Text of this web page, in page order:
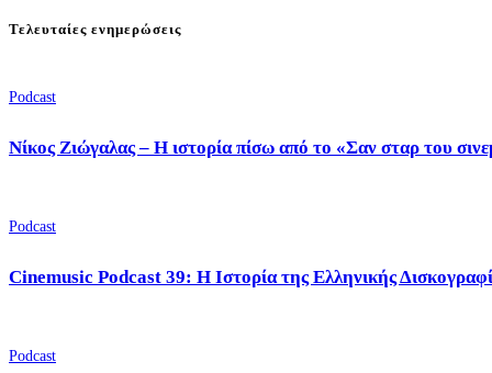
Τελευταίες ενημερώσεις
Podcast
Νίκος Ζιώγαλας – Η ιστορία πίσω από το «Σαν σταρ του
Podcast
Cinemusic Podcast 39: Η Ιστορία της Ελληνικής
Podcast